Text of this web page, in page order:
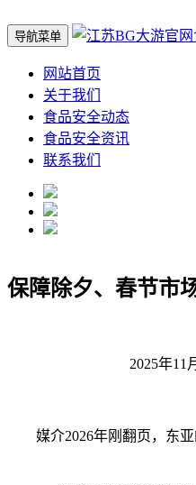
导航菜单
网站首页
关于我们
食品安全动态
食品安全资讯
联系我们
保障除夕、春节市
2025年11月
媒介2026年刚翻页，东亚